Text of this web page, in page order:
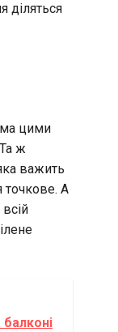
діляться
цими
ж
важить
точкове. А